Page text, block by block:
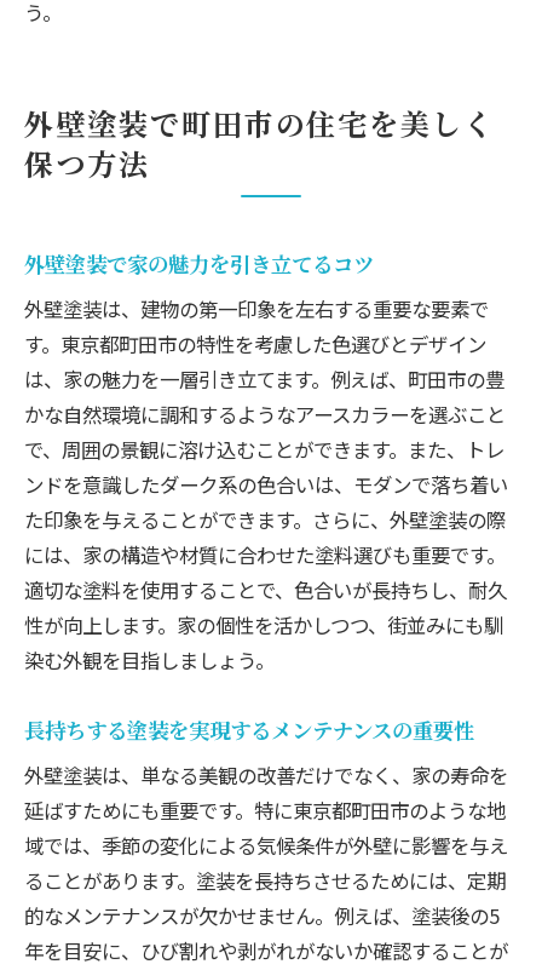
う。
外壁塗装で町田市の住宅を美しく
保つ方法
外壁塗装で家の魅力を引き立てるコツ
外壁塗装は、建物の第一印象を左右する重要な要素で
す。東京都町田市の特性を考慮した色選びとデザイン
は、家の魅力を一層引き立てます。例えば、町田市の豊
かな自然環境に調和するようなアースカラーを選ぶこと
で、周囲の景観に溶け込むことができます。また、トレ
ンドを意識したダーク系の色合いは、モダンで落ち着い
た印象を与えることができます。さらに、外壁塗装の際
には、家の構造や材質に合わせた塗料選びも重要です。
適切な塗料を使用することで、色合いが長持ちし、耐久
性が向上します。家の個性を活かしつつ、街並みにも馴
染む外観を目指しましょう。
長持ちする塗装を実現するメンテナンスの重要性
外壁塗装は、単なる美観の改善だけでなく、家の寿命を
延ばすためにも重要です。特に東京都町田市のような地
域では、季節の変化による気候条件が外壁に影響を与え
ることがあります。塗装を長持ちさせるためには、定期
的なメンテナンスが欠かせません。例えば、塗装後の5
年を目安に、ひび割れや剥がれがないか確認することが